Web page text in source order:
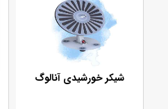
شیکر خورشیدی آنالوگ